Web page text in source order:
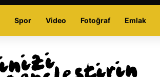
Spor Video Fotoğraf Emlak